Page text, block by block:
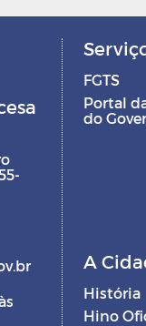
FGTS
Portal
do
A
História
Hino